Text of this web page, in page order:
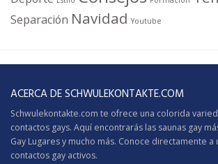
Separación Navidad Youtube
ACERCA DE SCHWULEKONTAKTE.COM
Schwulekontakte.com te ofrece una colorida
contactos gays. Aquí encontrarás las saunas gay
Gay Lugares y mucho más. Conoce directamente a
contactos gay activos.